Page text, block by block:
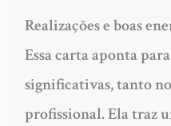
Realizações e boas
Essa carta aponta
significativas, tanto
profissional. Ela traz